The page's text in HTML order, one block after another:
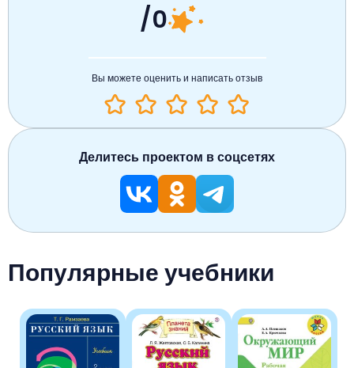
Популярные учебники
/0
Вы можете оценить и написать отзыв
Делитесь проектом в соцсетях